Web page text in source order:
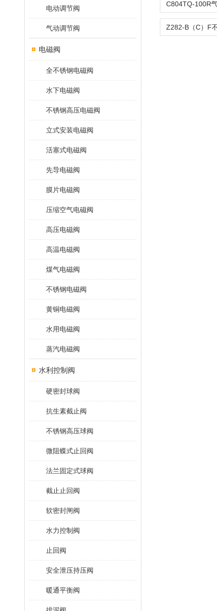
电动调节阀
气动调节阀
电磁阀
全不锈钢电磁阀
水下电磁阀
不锈钢高压电磁阀
立式安装电磁阀
活塞式电磁阀
先导电磁阀
膜片电磁阀
压缩空气电磁阀
高压电磁阀
高温电磁阀
煤气电磁阀
不锈钢电磁阀
黄铜电磁阀
水用电磁阀
蒸汽电磁阀
水利控制阀
硬密封球阀
抗生素截止阀
不锈钢高压球阀
微阻蝶式止回阀
法兰固定式球阀
截止止回阀
软密封闸阀
水力控制阀
止回阀
安全泄压持压阀
暖通平衡阀